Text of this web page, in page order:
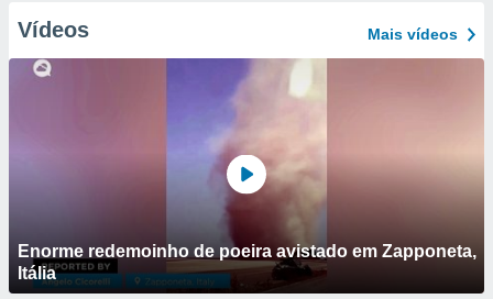
Vídeos Mais vídeos
Enorme redemoinho de poeira avistado em Zapponeta,
Itália